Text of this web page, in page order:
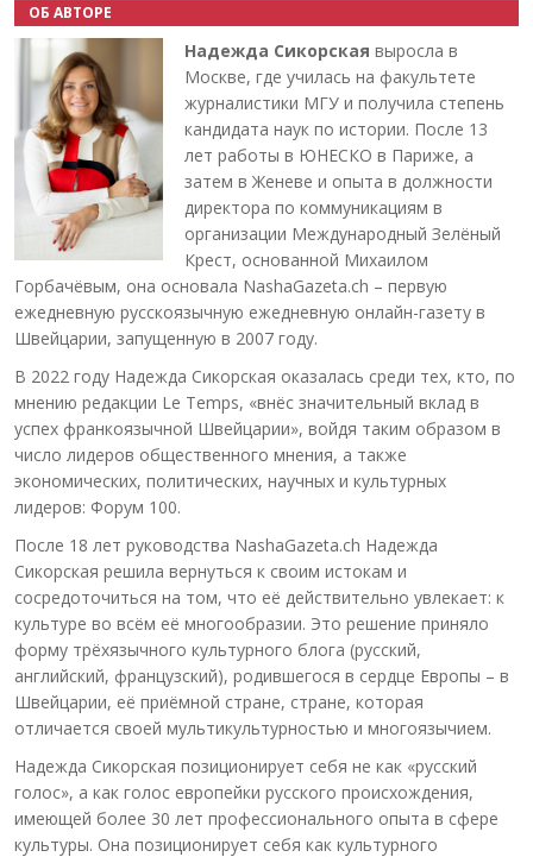
ОБ АВТОРЕ
Надежда Сикорская выросла в
Москве, где училась на факультете
журналистики МГУ и получила степень
кандидата наук по истории. После 13
лет работы в ЮНЕСКО в Париже, а
затем в Женеве и опыта в должности
директора по коммуникациям в
организации Международный Зелёный
Крест, основанной Михаилом
Горбачёвым, она основала NashaGazeta.ch – первую
ежедневную русскоязычную ежедневную онлайн-газету в
Швейцарии, запущенную в 2007 году.
В 2022 году Надежда Сикорская оказалась среди тех, кто, по
мнению редакции Le Temps, «внёс значительный вклад в
успех франкоязычной Швейцарии», войдя таким образом в
число лидеров общественного мнения, а также
экономических, политических, научных и культурных
лидеров: Форум 100.
После 18 лет руководства NashaGazeta.ch Надежда
Сикорская решила вернуться к своим истокам и
сосредоточиться на том, что её действительно увлекает: к
культуре во всём её многообразии. Это решение приняло
форму трёхязычного культурного блога (русский,
английский, французский), родившегося в сердце Европы – в
Швейцарии, её приёмной стране, стране, которая
отличается своей мультикультурностью и многоязычием.
Надежда Сикорская позиционирует себя не как «русский
голос», а как голос европейки русского происхождения,
имеющей более 30 лет профессионального опыта в сфере
культуры. Она позиционирует себя как культурного